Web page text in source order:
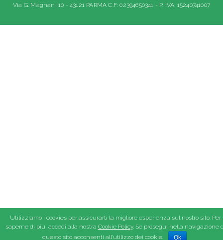
Via G. Magnani 10 - 43121 PARMA C.F: 02394650341 - P. IVA: 15240741007
Utilizziamo i cookies per assicurarti la migliore esperienza sul nostro sito. Per
saperne di più, accedi alla nostra Cookie Policy. Se prosegui nella navigazione
questo sito acconsenti all’utilizzo dei cookie.
Ok